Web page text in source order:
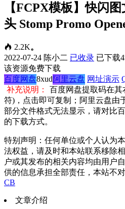
【FCPX模板】快闪
头 Stomp Promo
2.2K。
2022-07-24 陈小二 已收录 已下载
该资源免费下载
百度网盘8xud阿里云盘 网址演示
补充说明：
百度网盘提取码在
符)，点击即可复制；阿里云盘由
部分文件格式无法显示，请对比
的下载方式。
特别声明：任何单位或个人认为
法权益，请及时和本站联系移除
户或其发布的相关内容均由用户
供的信息承担全部责任，本站不
CB
文章介绍